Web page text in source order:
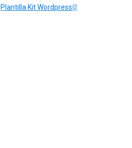
Plantilla Kit Wordpress